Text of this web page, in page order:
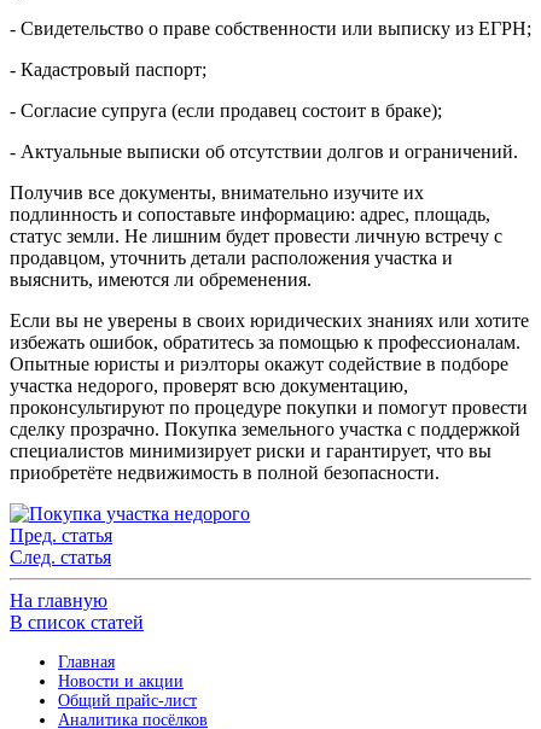
- Свидетельство о праве собственности или выписку из ЕГРН;
- Кадастровый паспорт;
- Согласие супруга (если продавец состоит в браке);
- Актуальные выписки об отсутствии долгов и ограничений.
Получив все документы, внимательно изучите их
подлинность и сопоставьте информацию: адрес, площадь,
статус земли. Не лишним будет провести личную встречу с
продавцом, уточнить детали расположения участка и
выяснить, имеются ли обременения.
Если вы не уверены в своих юридических знаниях или хотите
избежать ошибок, обратитесь за помощью к профессионалам.
Опытные юристы и риэлторы окажут содействие в подборе
участка недорого, проверят всю документацию,
проконсультируют по процедуре покупки и помогут провести
сделку прозрачно. Покупка земельного участка с поддержкой
специалистов минимизирует риски и гарантирует, что вы
приобретёте недвижимость в полной безопасности.
Пред. статья
След. статья
На главную
В список статей
Главная
Новости и акции
Общий прайс-лист
Аналитика посёлков